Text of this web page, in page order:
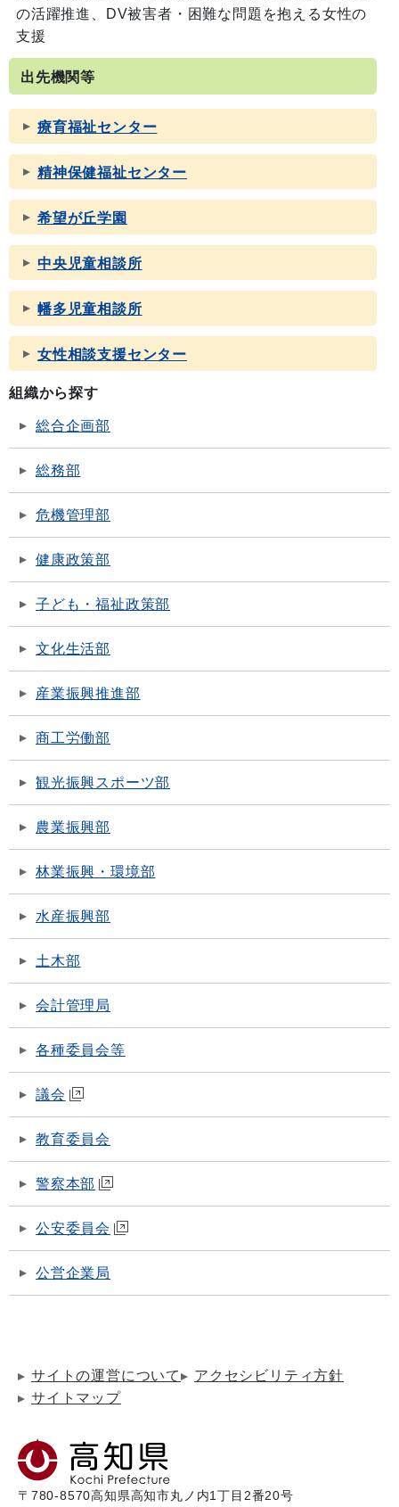
の活躍推進、DV被害者・困難な問題を抱える女性の
支援
出先機関等
療育福祉センター
精神保健福祉センター
希望が丘学園
中央児童相談所
幡多児童相談所
女性相談支援センター
組織から探す
総合企画部
総務部
危機管理部
健康政策部
子ども・福祉政策部
文化生活部
産業振興推進部
商工労働部
観光振興スポーツ部
農業振興部
林業振興・環境部
水産振興部
土木部
会計管理局
各種委員会等
議会
教育委員会
警察本部
公安委員会
公営企業局
サイトの運営について
アクセシビリティ方針
サイトマップ
〒780-8570高知県高知市丸ノ内1丁目2番20号